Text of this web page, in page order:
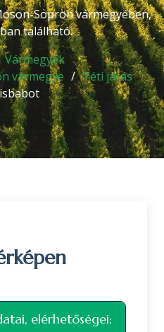
Sopron vármegyében,
található.
Vármegyék
vármegye
Téti járás
elérhetőségei: